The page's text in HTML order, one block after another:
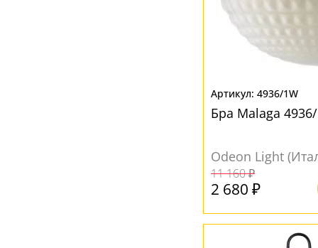
- бесплатно по России
4936/1W
Бра Malaga
Odeon Light
11 160 ₽
2 680 ₽